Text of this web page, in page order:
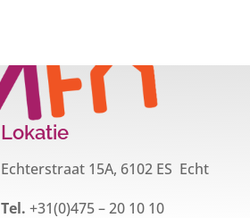
Lokatie
Echterstraat 15A, 6102 ES Echt
Tel. +31(0)475 – 20 10 10